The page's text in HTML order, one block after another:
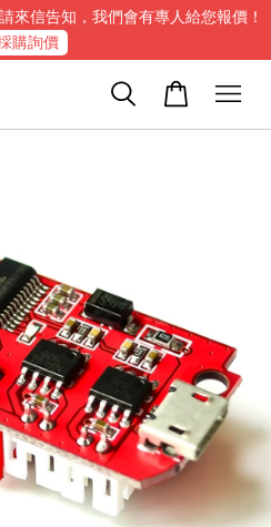
來信告知，我們會有專人給您報價！
購詢價